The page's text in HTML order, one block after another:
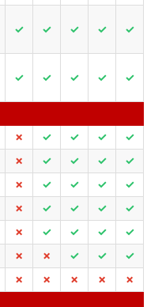
✓ ✓ ✓ ✓ ✓
✓ ✓ ✓ ✓ ✓
✗ ✓ ✓ ✓
✓
✗ ✓ ✓ ✓
✓
✗ ✓ ✓ ✓
✓
✗ ✓ ✓ ✓
✓
✗ ✓ ✓ ✓
✓
✗ ✗ ✓ ✓
✓
✗ ✗ ✗ ✗
✗